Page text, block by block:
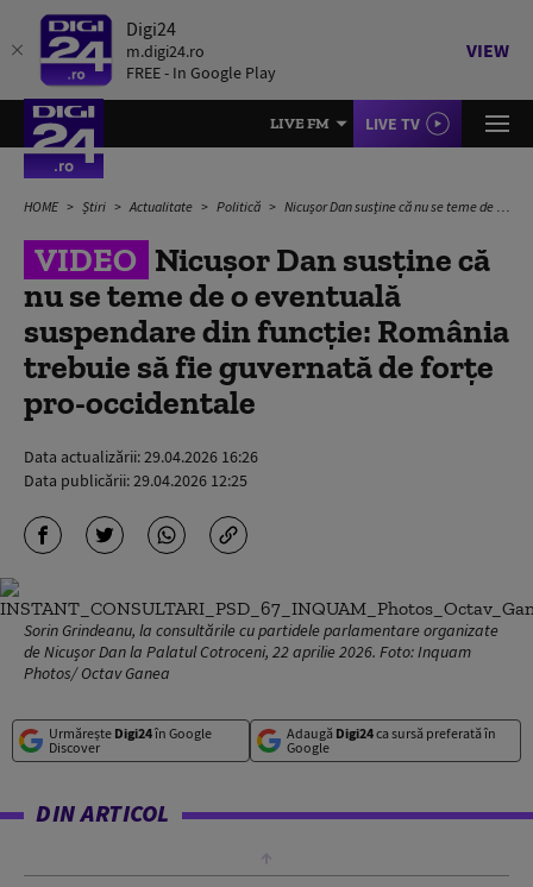
Digi24
m.digi24.ro
FREE - In Google Play
VIEW
LIVE FM LIVE TV
HOME Știri Actualitate Politică Nicușor Dan susține că nu se teme de o eventuală suspendare din funcție: România trebuie să fie guvernată de forțe pro-occidentale
VIDEO Nicușor Dan susține că
nu se teme de o eventuală
suspendare din funcție: România
trebuie să fie guvernată de forțe
pro-occidentale
Data actualizării:29.04.2026 16:26
Data publicării:29.04.2026 12:25
Sorin Grindeanu, la consultările cu partidele parlamentare organizate
de Nicușor Dan la Palatul Cotroceni, 22 aprilie 2026. Foto: Inquam
Photos/ Octav Ganea
Urmărește Digi24în Google
Discover
Adaugă Digi24ca sursă preferată în
Google
DIN ARTICOL